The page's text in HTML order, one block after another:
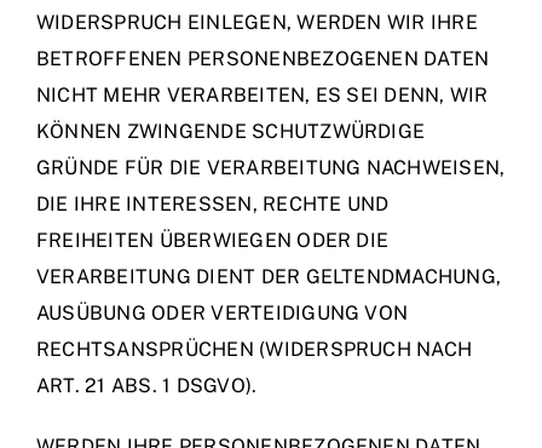
WIDERSPRUCH EINLEGEN, WERDEN WIR IHRE
BETROFFENEN PERSONENBEZOGENEN DATEN
NICHT MEHR VERARBEITEN, ES SEI DENN, WIR
KÖNNEN ZWINGENDE SCHUTZWÜRDIGE
GRÜNDE FÜR DIE VERARBEITUNG NACHWEISEN,
DIE IHRE INTERESSEN, RECHTE UND
FREIHEITEN ÜBERWIEGEN ODER DIE
VERARBEITUNG DIENT DER GELTENDMACHUNG,
AUSÜBUNG ODER VERTEIDIGUNG VON
RECHTSANSPRÜCHEN (WIDERSPRUCH NACH
ART. 21 ABS. 1 DSGVO).